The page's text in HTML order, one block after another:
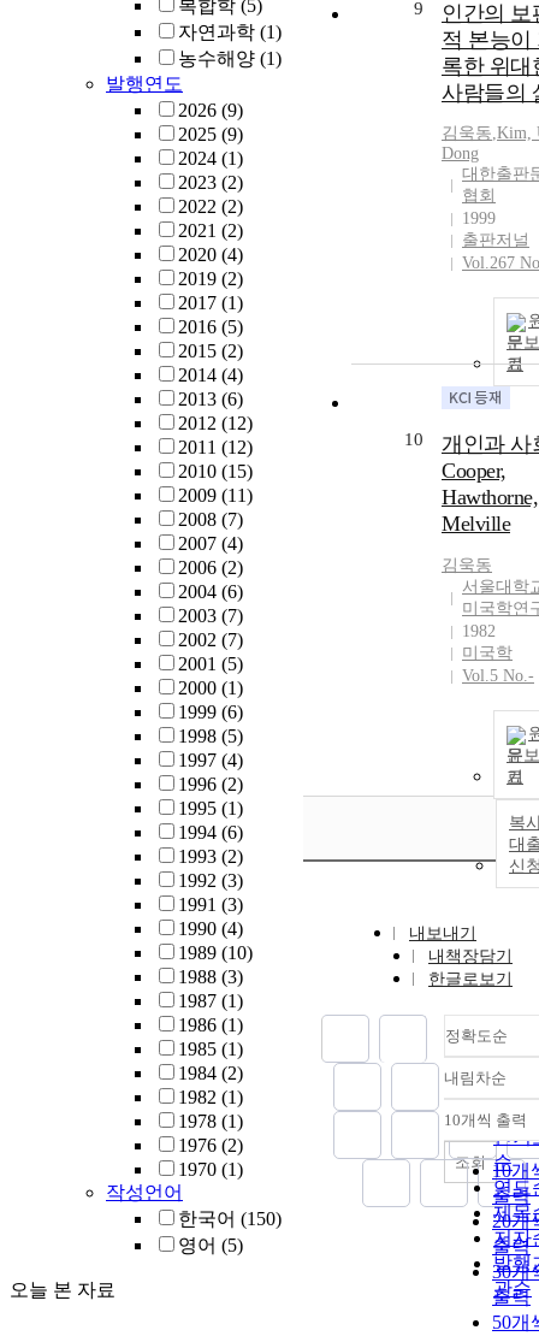
복합학 (5)
자연과학 (1)
농수해양 (1)
발행연도
2026 (9)
2025 (9)
2024 (1)
2023 (2)
2022 (2)
2021 (2)
2020 (4)
2019 (2)
2017 (1)
2016 (5)
2015 (2)
2014 (4)
2013 (6)
2012 (12)
2011 (12)
2010 (15)
2009 (11)
2008 (7)
2007 (4)
2006 (2)
2004 (6)
2003 (7)
2002 (7)
2001 (5)
2000 (1)
1999 (6)
1998 (5)
1997 (4)
1996 (2)
1995 (1)
1994 (6)
1993 (2)
1992 (3)
1991 (3)
1990 (4)
1989 (10)
1988 (3)
1987 (1)
1986 (1)
1985 (1)
1984 (2)
1982 (1)
1978 (1)
1976 (2)
1970 (1)
작성언어
한국어 (150)
영어 (5)
오늘 본 자료
한 실험군으
누어 유출 성
(TEGDMA,
UDMA 및
BisGMA)을
로 정성 및 정
석하였다.
를 사용하여
부산물을 검
였고, 콤포짓
진의 중합 정
적외선 분광
법(FTIR)과
스 경도 측정
로 평가하였
출 단량체의
중합정도를
율성은 할로
(40 초), LED
초), 플라스마
크 (6 초), 플
마 아크 (3 초)
서로 낮았다.
짓트 레진의
는 유출 단량
양을 유의하
소시켰다
(p<0.05). 플
마 아크 중합
할로겐 중합
LED 중합기
유의하게 많
량체의 유출
였다
합결과 직선
조의 중합 부
관계없이 형
었다.
9
인간의 보
적 본능이
록한 위대
사람들의
김욱동,Kim,
Dong
대한출판
협회
1999
출판저널
Vol.267
문보
기
10
개인과 사
Cooper,
Hawthorne,
Melville
김욱동
서울대학
미국학연
1982
미국학
Vol.5 No.-
문보
기
복
대
신
내보내기
내책장담기
한글로보기
정확도순
정확
순
인기
순
연도
제목
저자
발행
관순
내림차순
내림
10개씩 출력
10개
출력
20개
출력
30개
출력
50개
조회